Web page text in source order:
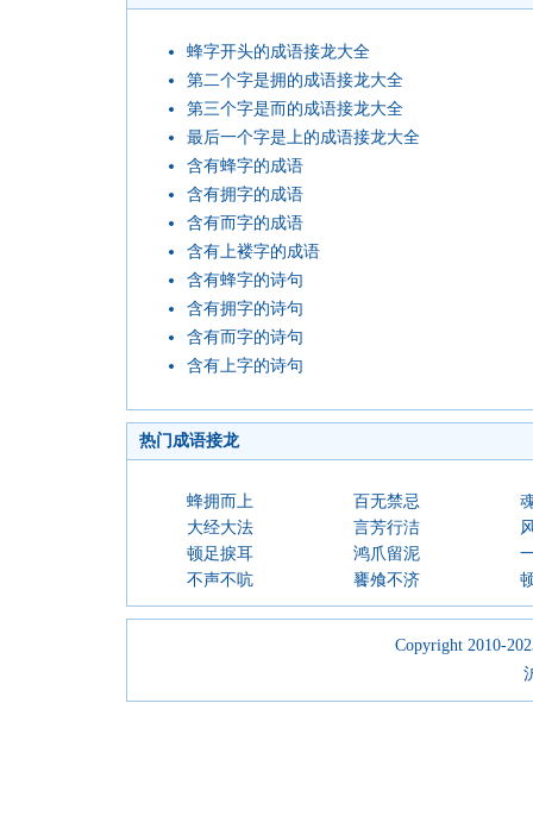
蜂字开头的成语接龙大全
第二个字是拥的成语接龙大全
第三个字是而的成语接龙大全
最后一个字是上的成语接龙大全
含有蜂字的成语
含有拥字的成语
含有而字的成语
含有上褛字的成语
含有蜂字的诗句
含有拥字的诗句
含有而字的诗句
含有上字的诗句
热门成语接龙
蜂拥而上 百无禁忌
大经大法
言芳行洁
顿足捩耳
鸿爪留泥
不声不吭
饔飧不济
Copyright 2010-